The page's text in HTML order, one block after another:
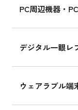
PC周辺機器・
デジタル一眼レ
ウェアラブル端